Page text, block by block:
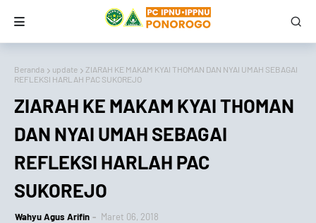
Beranda update
ZIARAH KE MAKAM KYAI THOMAN DAN NYAI UMAH SEBAGAI
REFLEKSI HARLAH PAC SUKOREJO
ZIARAH KE MAKAM KYAI THOMAN
DAN NYAI UMAH SEBAGAI
REFLEKSI HARLAH PAC
SUKOREJO
Wahyu Agus Arifin Maret 06, 2018